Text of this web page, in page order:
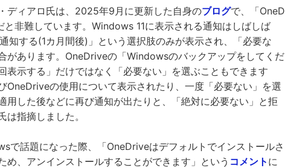
ディアロ氏は、2025年9月に更新した自身のブログで、「OneD
非難しています。Windows 11に表示される通知はしばしば
知する(1カ月間後)」という選択肢のみが表示され、「必要な
があります。OneDriveの「Windowsのバックアップをしてくだ
表示する」だけではなく「必要ない」を選ぶこともできます
OneDriveの使用について表示されたり、一度「必要ない」を選
用した後などに再び通知が出たりと、「絶対に必要ない」と拒
指摘しました。
で話題になった際、「OneDriveはデフォルトでインストールさ
め、アンインストールすることができます」という コメント に